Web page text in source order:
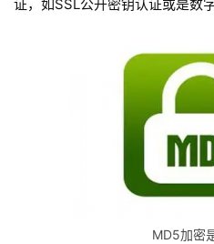
证，如SSL公开密钥认证或是数
MD5加密